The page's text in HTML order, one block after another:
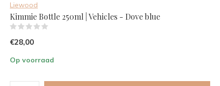
Liewood
Kimmie Bottle 250ml | Vehicles - Dove blue
€28,00
Op voorraad